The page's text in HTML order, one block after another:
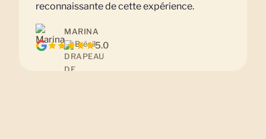
5.0
reconnaissante de cette expérience.
MARINA
Brésil